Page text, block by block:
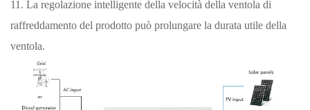
11. La regolazione intelligente della velocità della ventola di
raffreddamento del prodotto può prolungare la durata utile della
ventola.